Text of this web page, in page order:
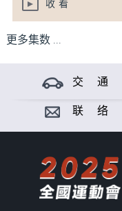
收看
更多集数 ...
交 通
联 络